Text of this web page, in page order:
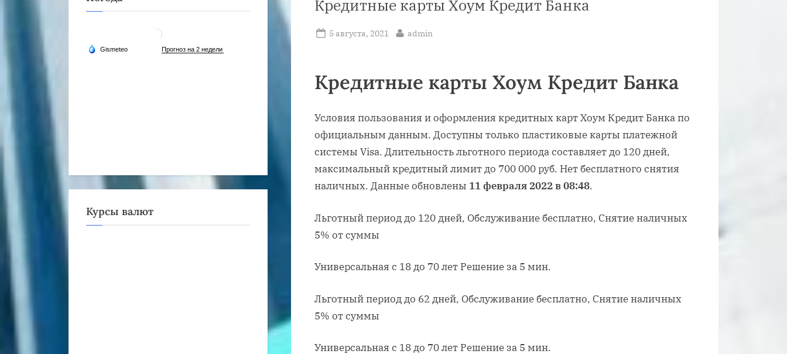
Кредитные карты Хоум Кредит Банка
Posted
5 августа, 2021 By
admin
Кредитные карты Хоум Кредит Банка
Условия пользования и оформления кредитных карт Хоум Кредит Банка по
официальным данным. Доступны только пластиковые карты платежной
системы Visa. Длительность льготного периода составляет до 120 дней,
максимальный кредитный лимит до 700 000 руб. Нет бесплатного снятия
наличных. Данные обновлены 11 февраля 2022 в 08:48.
Льготный период до 120 дней, Обслуживание бесплатно, Снятие наличных
5% от суммы
Универсальная с 18 до 70 лет Решение за 5 мин.
Льготный период до 62 дней, Обслуживание бесплатно, Снятие наличных
5% от суммы
Универсальная с 18 до 70 лет Решение за 5 мин.
Курсы валют